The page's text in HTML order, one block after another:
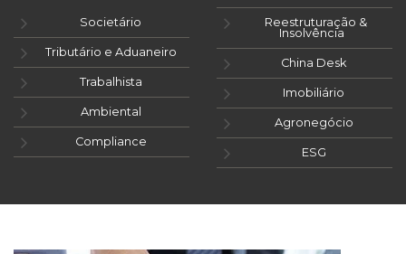
Societário
Tributário e Aduaneiro
Trabalhista
Ambiental
Compliance
Reestruturação &
Insolvência
China Desk
Imobiliário
Agronegócio
ESG